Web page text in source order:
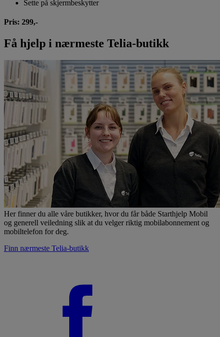
Sette på skjermbeskytter
Pris: 299,-
Få hjelp i nærmeste Telia-butikk
Her finner du alle våre butikker, hvor du får både Starthjelp Mobil
og generell veiledning slik at du velger riktig mobilabonnement og
mobiltelefon for deg.
Finn nærmeste Telia-butikk